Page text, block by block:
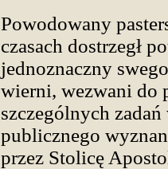
Powodowany
czasach dostrzegł
jednoznaczny
wierni, wezwani do
szczególnych
publicznego
przez Stolicę